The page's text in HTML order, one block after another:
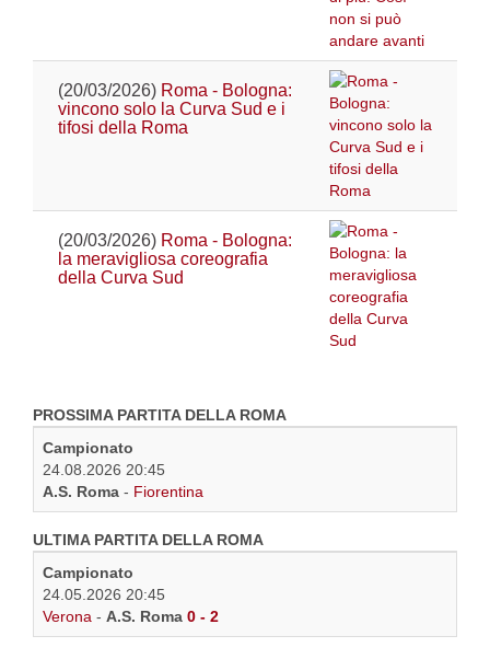
(20/03/2026) Roma - Bologna:
vincono solo la Curva Sud e i
tifosi della Roma
(20/03/2026) Roma - Bologna:
la meravigliosa coreografia
della Curva Sud
PROSSIMA PARTITA DELLA ROMA
Campionato
24.08.2026 20:45
A.S. Roma - Fiorentina
ULTIMA PARTITA DELLA ROMA
Campionato
24.05.2026 20:45
Verona - A.S. Roma 0 - 2